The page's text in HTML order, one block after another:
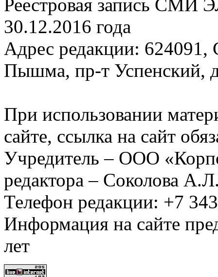
Реестровая запись СМИ
30.12.2016 года
Адрес редакции: 624091,
Пышма, пр-т Успенский,
При использовании
сайте, ссылка на сайт
Учредитель – ООО
редактора – Соколова
Телефон редакции: +7
Информация на сайте
лет